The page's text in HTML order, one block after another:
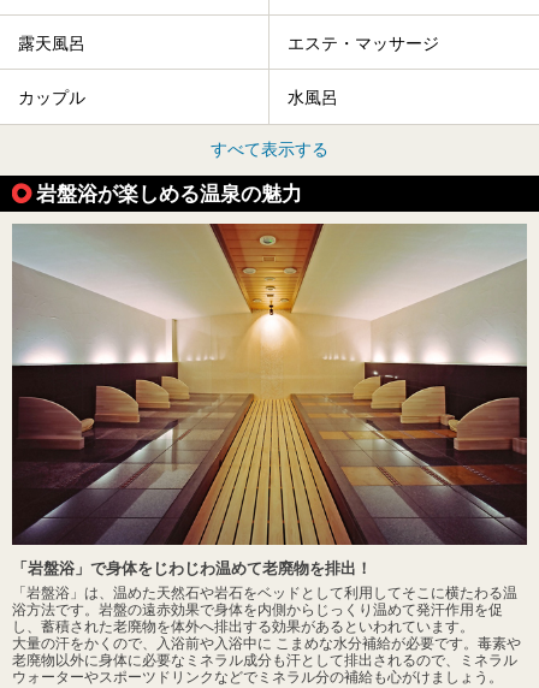
露天風呂 エステ・マッサージ
カップル 水風呂
すべて表示する
岩盤浴が楽しめる温泉の魅力
「岩盤浴」で身体をじわじわ温めて老廃物を排出！
「岩盤浴」は、温めた天然石や岩石をベッドとして利用してそこに横たわる温
浴方法です。岩盤の遠赤効果で身体を内側からじっくり温めて発汗作用を促
し、蓄積された老廃物を体外へ排出する効果があるといわれています。
大量の汗をかくので、入浴前や入浴中に こまめな水分補給が必要です。毒素や
老廃物以外に身体に必要なミネラル成分も汗として排出されるので、ミネラル
ウォーターやスポーツドリンクなどでミネラル分の補給も心がけましょう。